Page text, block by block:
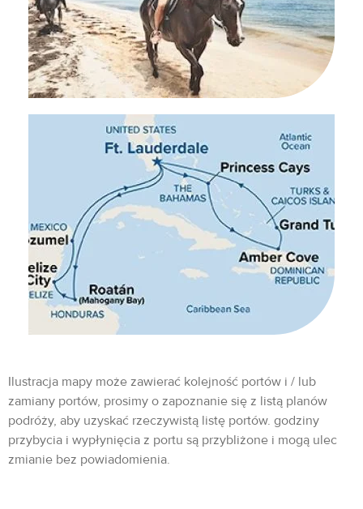
Ilustracja mapy może zawierać kolejność portów i / lub
zamiany portów, prosimy o zapoznanie się z listą planów
podróży, aby uzyskać rzeczywistą listę portów. godziny
przybycia i wypłynięcia z portu są przybliżone i mogą ulec
zmianie bez powiadomienia.